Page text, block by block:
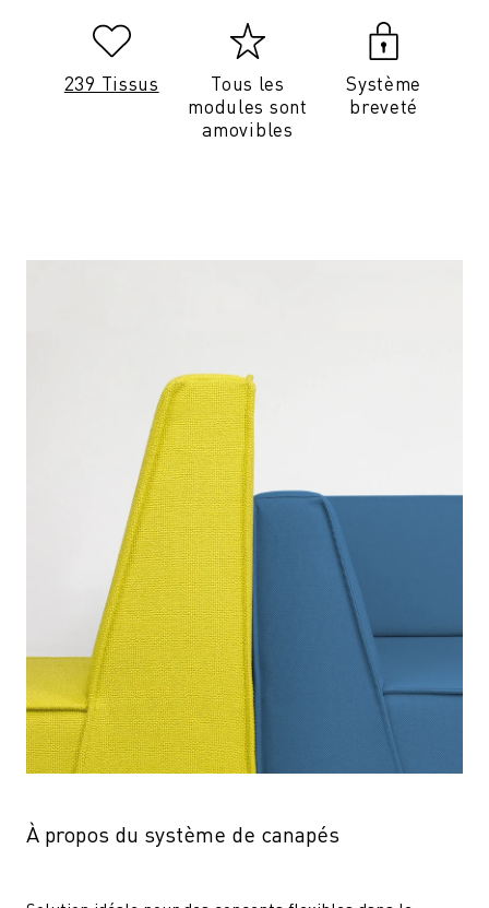
239 Tissus
Tous les
modules sont
amovibles
Système
breveté
À propos du système de canapés